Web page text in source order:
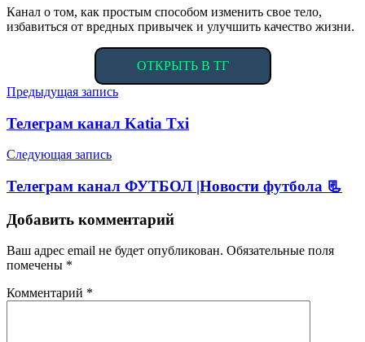
Канал о том, как простым способом изменить свое тело,
избавиться от вредных привычек и улучшить качество жизни.
ОТКРЫТЬ В ТГ
Навигация
по
записям
Предыдущая запись
Телеграм канал Katia Txi
Следующая запись
Телеграм канал ФУТБОЛ |Новости футбола 📃
Добавить комментарий
Ваш адрес email не будет опубликован. Обязательные поля
помечены *
Комментарий *